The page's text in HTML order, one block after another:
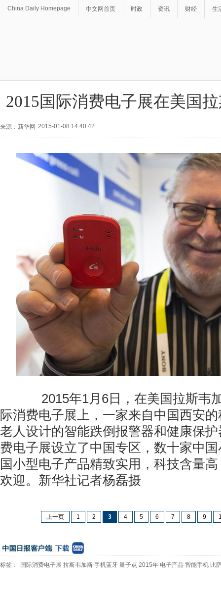
China Daily Homepage 中文网首页 时政 资讯 财经 生
2015国际消费电子展在美国
来源：新华网 2015-01-08 14:40:42
2015年1月6日，在美国拉斯韦
际消费电子展上，一家来自中国西安
老人设计的智能跌倒报警器和健康保
费电子展设立了中国专区，数十家中
国小型电子产品精致实用，科技含量
欢迎。新华社记者杨磊摄
上一页 1 2 3 4 5 6 7 8 9
标签： 国际消费电子展 拉斯韦加斯 手机蓝牙 量子点 2015年 电子产品 智能手机 比